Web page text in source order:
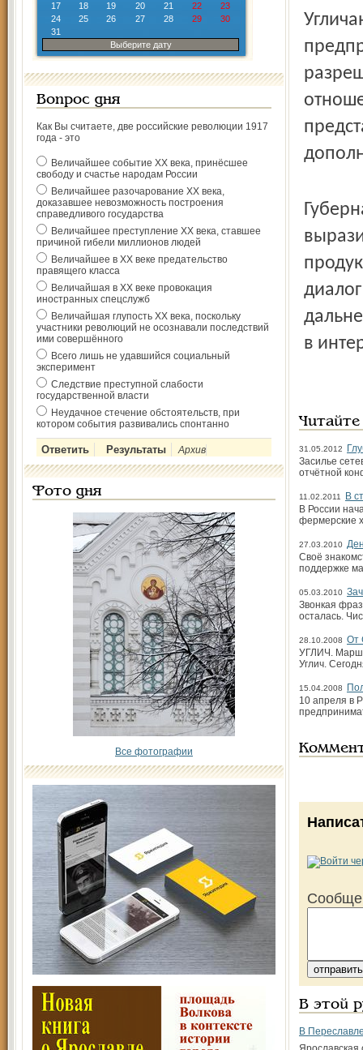
17
18 19 20 21 22
23
24
25 26 27 28 29
30
31
Выберите дату
Вопрос дня
Как Вы считаете, две российские революции 1917
года - это
Величайшее событие ХХ века, принёсшее
свободу и счастье народам России
Величайшее разочарование ХХ века,
доказавшее невозможность построения
справедливого государства
Величайшее преступление ХХ века, ставшее
причиной гибели миллионов людей
Величайшее в ХХ веке предательство
правящего класса
Величайшая в ХХ веке провокация
иностранных спецслужб
Величайшая глупость ХХ века, поскольку
участники революций не осознавали последствий
ими совершённого
Всего лишь не удавшийся социальный
эксперимент
Следствие преступной слабости
государственной власти
Неудачное стечение обстоятельств, при
котором события развивались спонтанно
Архив
Фото дня
Все фотографии
в
31.05.2012
Засилье
отчётной
11.02.2011
В
В России
фермерские
27.03.2010
Своё
поддержке
05.03.2010
Звонкая
осталась.
28.10.2008 От
УГЛИЧ.
Углич.
15.04.2008
10 апреля в
В этой
В